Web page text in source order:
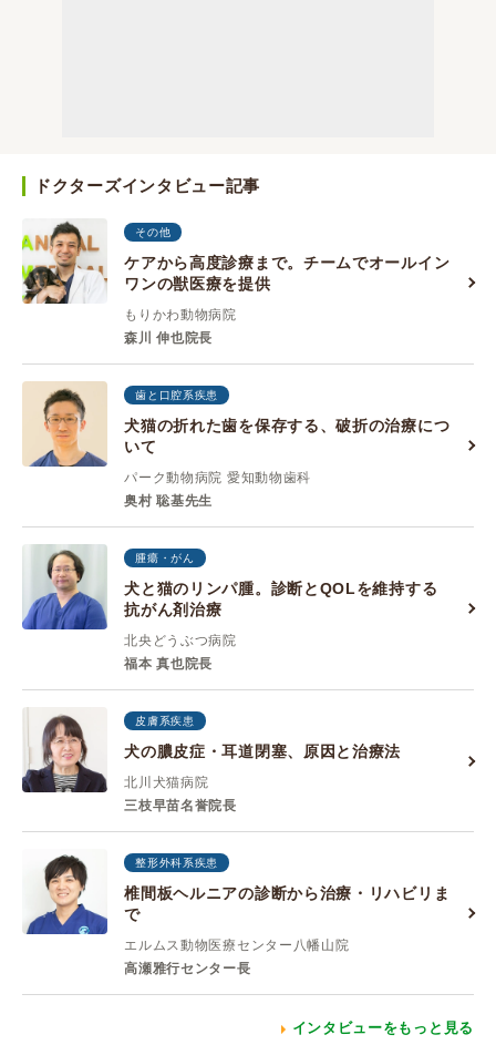
ドクターズインタビュー記事
その他
ケアから高度診療まで。チームでオールイン
ワンの獣医療を提供
もりかわ動物病院
森川 伸也院長
歯と口腔系疾患
犬猫の折れた歯を保存する、破折の治療につ
いて
パーク動物病院 愛知動物歯科
奥村 聡基先生
腫瘍・がん
犬と猫のリンパ腫。診断とQOLを維持する
抗がん剤治療
北央どうぶつ病院
福本 真也院長
皮膚系疾患
犬の膿皮症・耳道閉塞、原因と治療法
北川犬猫病院
三枝早苗名誉院長
整形外科系疾患
椎間板ヘルニアの診断から治療・リハビリま
で
エルムス動物医療センター八幡山院
高瀬雅行センター長
インタビューをもっと見る